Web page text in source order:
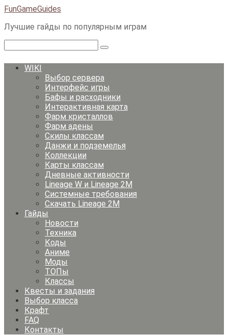
Перейти
контенту
FunGameGuides
Лучшие гайды по популярным играм
WIKI
Выбор сервера
Интерфейс игры
Бафы и расходники
Интерактивная карта
Фарм кристаллов
Фарм адены
Скилы классам
Данжи и подземелья
Коллекции
Карты классам
Дневные активности
Lineage W и Lineage 2M
Системные требования
Скачать Lineage 2M
Гайды
Новости
Техника
Коды
Аниме
Моды
ТОПы
Классы
Квесты и задания
Выбор класса
Крафт
FAQ
Контакты